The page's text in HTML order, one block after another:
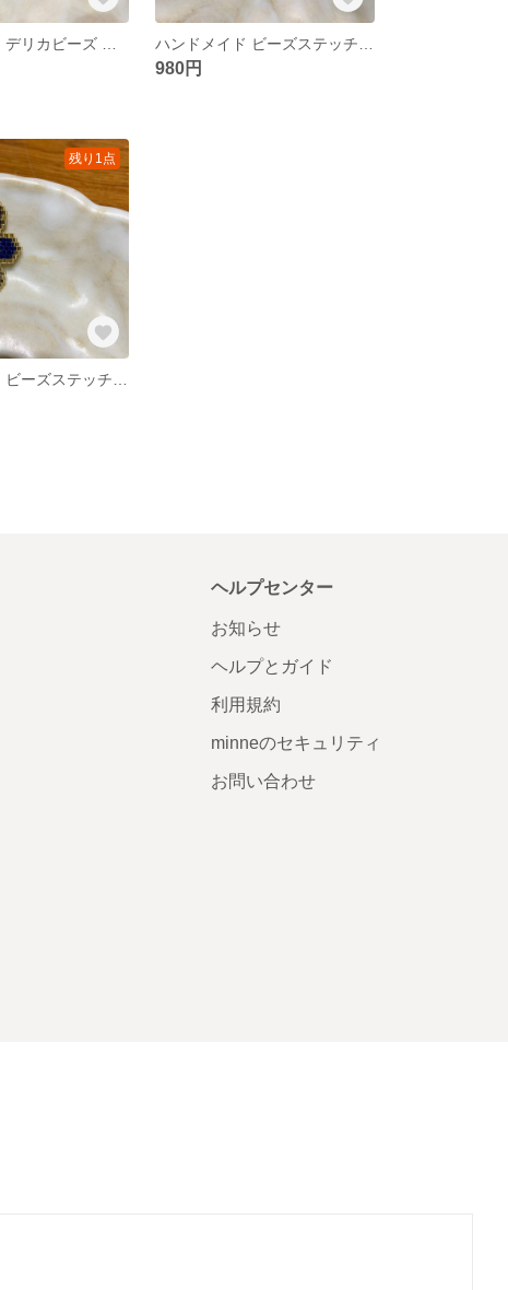
980円
残り1点
ヘルプセンター
お知らせ
ヘルプとガイド
利用規約
minneのセキュリティ
お問い合わせ